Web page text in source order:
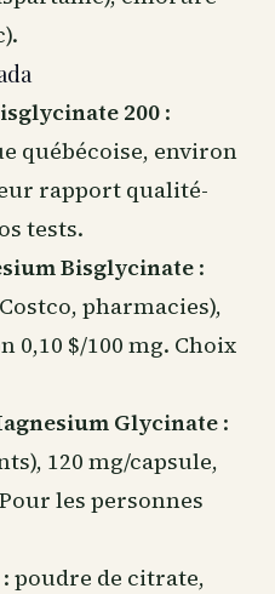
200 :
québécoise, environ
rapport qualité-
tests.
Bisglycinate :
pharmacies),
0,10 $/100 mg. Choix
Glycinate :
120 mg/capsule,
les personnes
: poudre de citrate,